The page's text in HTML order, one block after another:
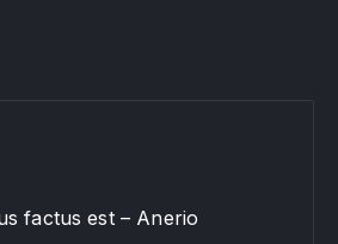
factus est – Anerio